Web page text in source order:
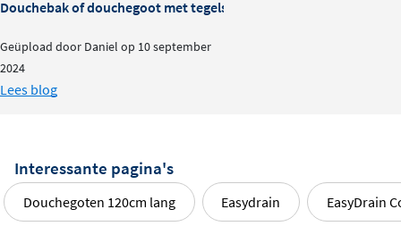
Douchebak of douchegoot met tegels: wat is beter?
Geüpload door Daniel op 10 september
2024
Lees blog
Interessante pagina's
Douchegoten 120cm lang Easydrain EasyDrain